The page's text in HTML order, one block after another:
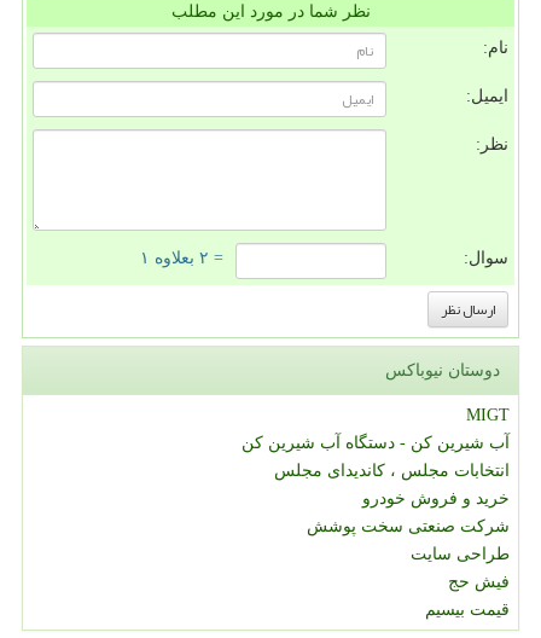
نظر شما در مورد این مطلب
نام:
ایمیل:
نظر:
سوال: = ۲ بعلاوه ۱
دوستان نیوباکس
MIGT
آب شیرین کن - دستگاه آب شیرین کن
انتخابات مجلس ، کاندیدای مجلس
خرید و فروش خودرو
شرکت صنعتی سخت پوشش
طراحی سایت
فیش حج
قیمت بیسیم